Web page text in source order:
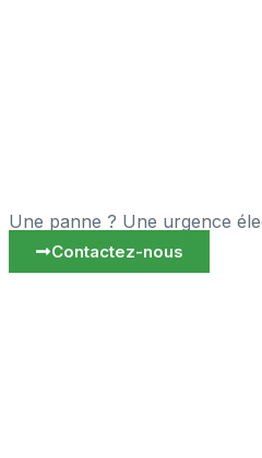
Une panne ? Une urgence
Contactez-nous